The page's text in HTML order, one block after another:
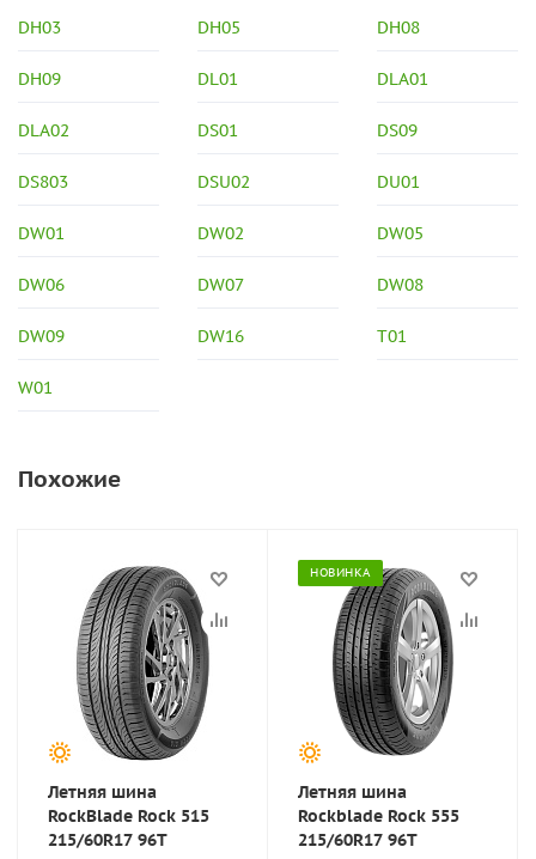
DH03 DH05 DH08
DH09 DL01 DLA01
DLA02 DS01 DS09
DS803 DSU02 DU01
DW01 DW02 DW05
DW06 DW07 DW08
DW09 DW16 T01
W01
Похожие
Летняя шина
RockBlade Rock 515
215/60R17 96T
НОВИНКА
Летняя шина
Rockblade Rock 555
215/60R17 96T